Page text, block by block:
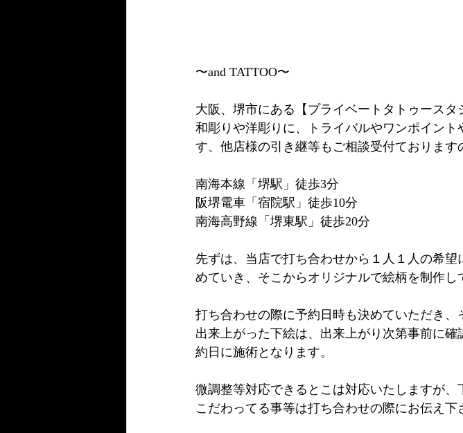
〜and TATTOO〜
大阪、堺市にある【プライベートタトゥースタ
和彫りや洋彫りに、トライバルやワンポイン
す、他店様の引き継等もご相談受付ております
南海本線「堺駅」徒歩3分
阪堺電車「宿院駅」徒歩10分
南海高野線「堺東駅」徒歩20分
先ずは、当店で打ち合わせから１人１人の希
めていき、そこからオリジナルで絵柄を制作し
打ち合わせの際に予約日時も決めていただき、
出来上がった下絵は、出来上がり次第事前に
約日に施術となります。
微調整等対応できるとこは対応いたしますが
こだわってる事等は打ち合わせの際にお伝え下